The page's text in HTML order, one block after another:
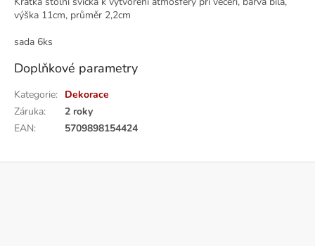
výška 11cm, průměr 2,2cm
sada 6ks
Doplňkové parametry
Kategorie: Dekorace
Záruka:
2 roky
EAN: 5709898154424
Z